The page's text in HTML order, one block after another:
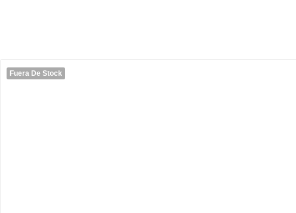
Fuera De Stock